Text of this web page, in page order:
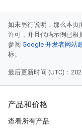
如未另行说明，那么本页
许可，并且代码示例已根
参阅 Google 开发者网站
标。
最后更新时间 (UTC)：
产品和价格
查看所有产品